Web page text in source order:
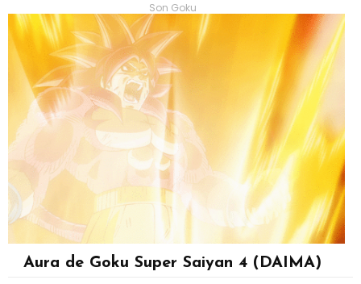
Son Goku
Aura de Goku Super Saiyan 4 (DAIMA)